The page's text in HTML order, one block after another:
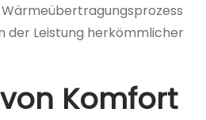
der Leistung herkömmlicher
Komfort